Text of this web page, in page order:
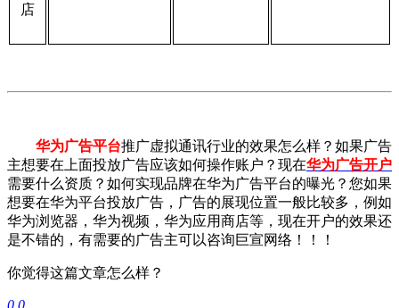
店
华为广告平台推广虚拟通讯行业的效果怎么样？如果广告
主想要在上面投放广告应该如何操作账户？现在华为广告开户
需要什么资质？如何实现品牌在华为广告平台的曝光？您如果
想要在华为平台投放广告，广告的展现位置一般比较多，例如
华为浏览器，华为视频，华为应用商店等，现在开户的效果还
是不错的，有需要的广告主可以咨询巨宣网络！！！
你觉得这篇文章怎么样？